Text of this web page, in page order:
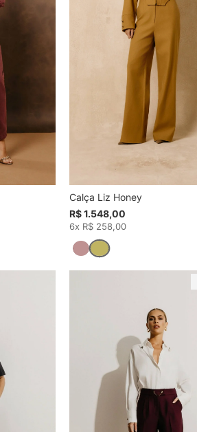
Calça Liz Honey
R$ 1.548,00
6x R$ 258,00